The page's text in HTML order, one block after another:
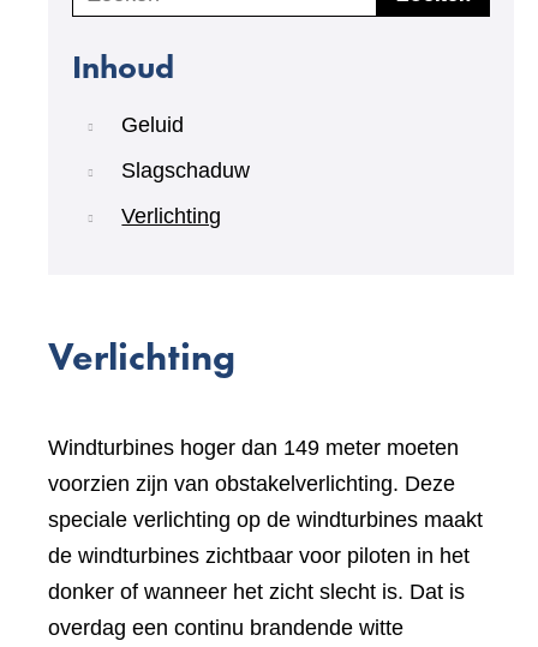
Inhoud
Geluid
Slagschaduw
Verlichting
Verlichting
Windturbines hoger dan 149 meter moeten
voorzien zijn van obstakelverlichting. Deze
speciale verlichting op de windturbines maakt
de windturbines zichtbaar voor piloten in het
donker of wanneer het zicht slecht is. Dat is
overdag een continu brandende witte